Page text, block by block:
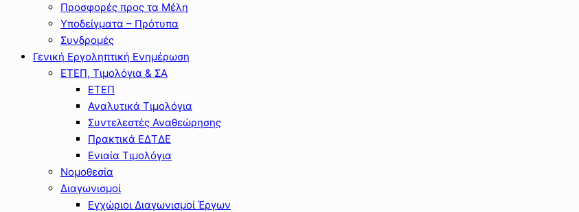
Προσφορές προς τα Μέλη
Υποδείγματα – Πρότυπα
Συνδρομές
Γενική Εργοληπτική Ενημέρωση
ΕΤΕΠ, Τιμολόγια & ΣΑ
ΕΤΕΠ
Αναλυτικά Τιμολόγια
Συντελεστές Αναθεώρησης
Πρακτικά ΕΔΤΔΕ
Ενιαία Τιμολόγια
Νομοθεσία
Διαγωνισμοί
Εγχώριοι Διαγωνισμοί Έργων